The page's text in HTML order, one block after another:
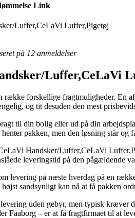
Link
Luffer,CeLaVi Luffer,Pigetøj
på 12 anmeldelser
Luffer,CeLaVi
række forskellige fragtmuligheder. En
og tit desuden den mest
til din bolig eller ud på din
pakken, men den løsning står og
Handsker/Luffer,CeLaVi
leveringstid på den pågældende
levering på næste hverdag på en
sandsynligt kan nå at få pakken
uden gebyr, men typisk kræver
Faaborg – er at få fragtfirmaet til at